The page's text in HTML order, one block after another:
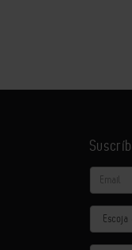
Email
Actividad